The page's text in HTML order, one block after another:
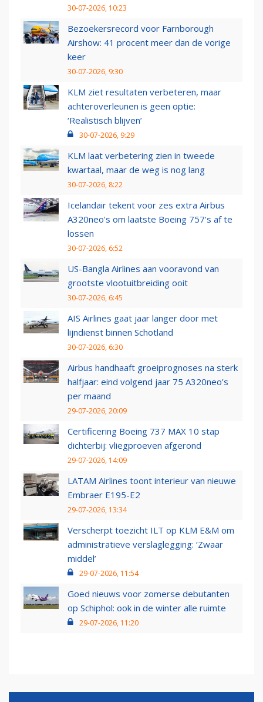
30-07-2026, 10:23
Bezoekersrecord voor Farnborough
Airshow: 41 procent meer dan de vorige
keer
30-07-2026, 9:30
KLM ziet resultaten verbeteren, maar
achteroverleunen is geen optie:
‘Realistisch blijven’
30-07-2026, 9:29
KLM laat verbetering zien in tweede
kwartaal, maar de weg is nog lang
30-07-2026, 8:22
Icelandair tekent voor zes extra Airbus
A320neo's om laatste Boeing 757's af te
lossen
30-07-2026, 6:52
US-Bangla Airlines aan vooravond van
grootste vlootuitbreiding ooit
30-07-2026, 6:45
AIS Airlines gaat jaar langer door met
lijndienst binnen Schotland
30-07-2026, 6:30
Airbus handhaaft groeiprognoses na sterk
halfjaar: eind volgend jaar 75 A320neo’s
per maand
29-07-2026, 20:09
Certificering Boeing 737 MAX 10 stap
dichterbij: vliegproeven afgerond
29-07-2026, 14:09
LATAM Airlines toont interieur van nieuwe
Embraer E195-E2
29-07-2026, 13:34
Verscherpt toezicht ILT op KLM E&M om
administratieve verslaglegging: ‘Zwaar
middel’
29-07-2026, 11:54
Goed nieuws voor zomerse debutanten
op Schiphol: ook in de winter alle ruimte
29-07-2026, 11:20